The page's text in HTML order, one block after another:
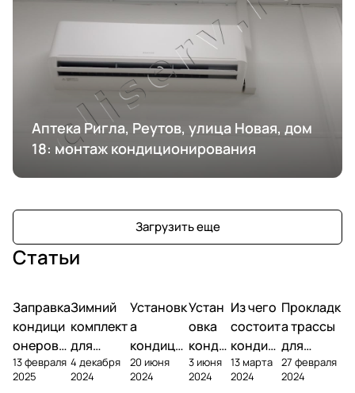
Аптека Ригла, Реутов, улица Новая, дом
18: монтаж кондиционирования
Загрузить еще
Статьи
Заправка
кондици
онеров
фреоном
13 февраля
2025
Зимний
комплект
для
кондици
онера
4 декабря
2024
Установк
а
кондици
онера на
фасаде
20 июня
2024
Устан
овка
конди
ционе
ра
3 июня
2024
Из чего
состоит
кондиц
ионер?
13 марта
2024
Прокладк
а трассы
для
кондицио
нера
27 февраля
2024